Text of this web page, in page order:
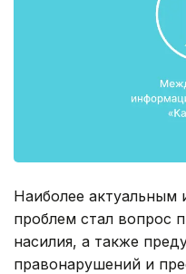
Наиболее актуальным
проблем стал вопрос
насилия, а также
правонарушений и